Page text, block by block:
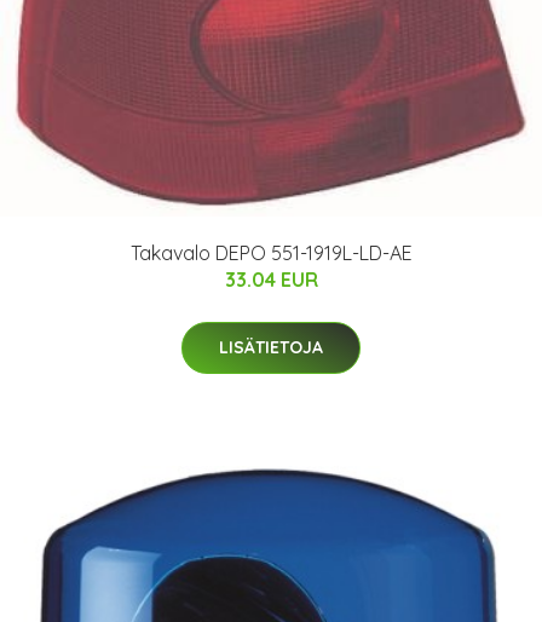
Takavalo DEPO 551-1919L-LD-AE
33.04 EUR
LISÄTIETOJA